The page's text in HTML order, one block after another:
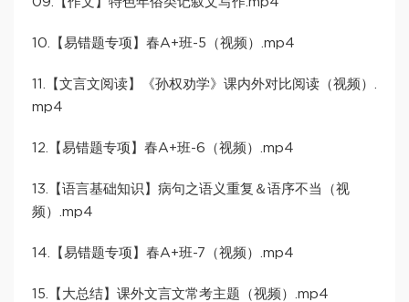
10.【易错题专项】春A+班-5（视频）.mp4
11.【文言文阅读】《孙权劝学》课内外对比阅读（视频）.
mp4
12.【易错题专项】春A+班-6（视频）.mp4
13.【语言基础知识】病句之语义重复＆语序不当（视
频）.mp4
14.【易错题专项】春A+班-7（视频）.mp4
15.【大总结】课外文言文常考主题（视频）.mp4